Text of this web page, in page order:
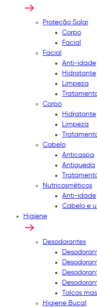
Proteção Solar
Corpo
Facial
Facial
Anti-idade
Hidratante
Limpeza
Corpo
Hidratante
Limpeza
Cabelo
Anticaspa
Antiqueda
Nutricosméticos
Anti-idade
Cabelo e
Higiene
Desodorantes
Talcos
Higiene Bucal